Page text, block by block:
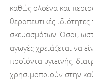
καθώς ολοένα και
θεραπευτικές
σκευασμάτων. Όσοι,
αγωγές χρειάζεται να
προϊόντα υγιεινής,
χρησιμοποιούν στην